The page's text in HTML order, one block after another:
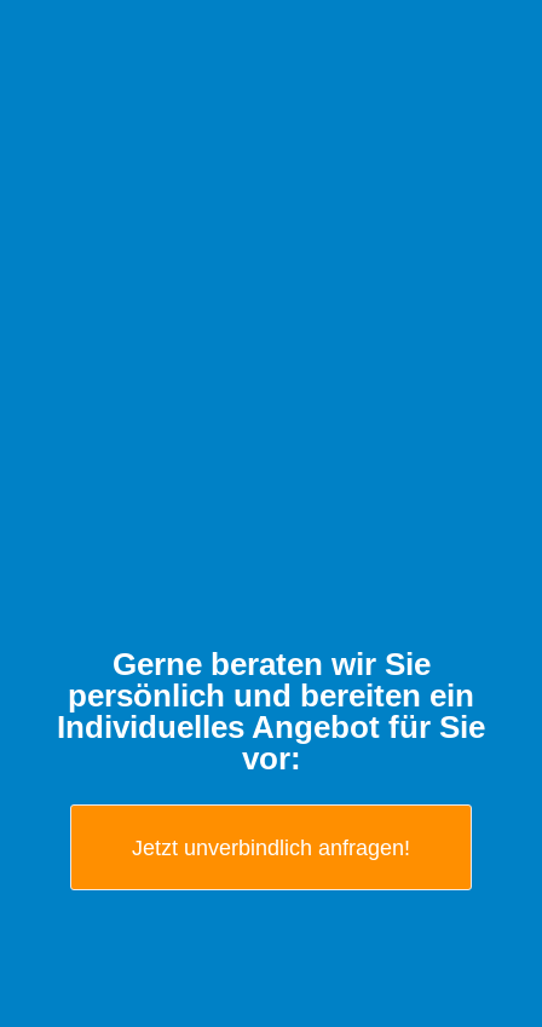
Gerne beraten wir Sie
persönlich und bereiten ein
Individuelles Angebot für Sie
vor:
Jetzt unverbindlich anfragen!